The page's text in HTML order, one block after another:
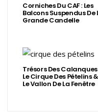
Corniches Du CAF : Les
Balcons Suspendus De
Grande Candelle
Trésors Des Calanques
Le Cirque Des Pételins &
Le Vallon De La Fenêtre